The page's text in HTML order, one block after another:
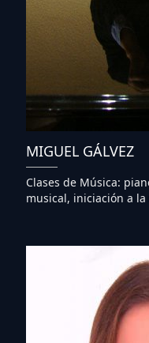
MIGUEL GÁLVEZ
Clases de Música:
musical, iniciación a la